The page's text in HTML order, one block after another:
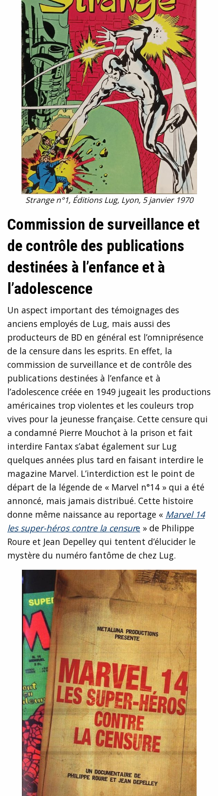
Strange n°1, Éditions Lug, Lyon, 5 janvier 1970
Commission de surveillance et
de contrôle des publications
destinées à l’enfance et à
l’adolescence
Un aspect important des témoignages des
anciens employés de Lug, mais aussi des
producteurs de BD en général est l’omniprésence
de la censure dans les esprits. En effet, la
commission de surveillance et de contrôle des
publications destinées à l’enfance et à
l’adolescence créée en 1949 jugeait les productions
américaines trop violentes et les couleurs trop
vives pour la jeunesse française. Cette censure qui
a condamné Pierre Mouchot à la prison et fait
interdire Fantax s’abat également sur Lug
quelques années plus tard en faisant interdire le
magazine Marvel. L’interdiction est le point de
départ de la légende de « Marvel n°14 » qui a été
annoncé, mais jamais distribué. Cette histoire
donne même naissance au reportage « Marvel 14
les super-héros contre la censure » de Philippe
Roure et Jean Depelley qui tentent d’élucider le
mystère du numéro fantôme de chez Lug.